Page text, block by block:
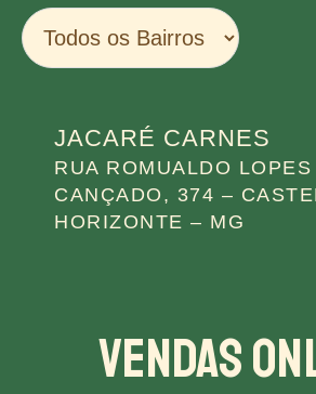
JACARÉ CARNES
RUA ROMUALDO LOPES
CANÇADO, 374 –
HORIZONTE – MG
Vendas